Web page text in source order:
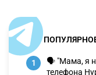
1
🗣 "Мама, я
телефона